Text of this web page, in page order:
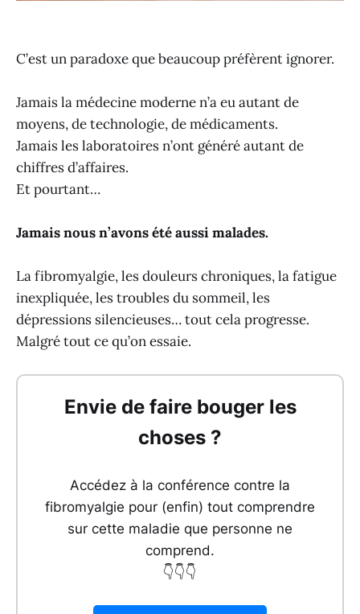
C’est un paradoxe que beaucoup préfèrent ignorer.
Jamais la médecine moderne n’a eu autant de
moyens, de technologie, de médicaments.
Jamais les laboratoires n’ont généré autant de
chiffres d’affaires.
Et pourtant…
Jamais nous n’avons été aussi malades.
La fibromyalgie, les douleurs chroniques, la fatigue
inexpliquée, les troubles du sommeil, les
dépressions silencieuses… tout cela progresse.
Malgré tout ce qu’on essaie.
Envie de faire bouger les
choses ?
Accédez à la conférence contre la
fibromyalgie pour (enfin) tout comprendre
sur cette maladie que personne ne
comprend.
👇👇👇